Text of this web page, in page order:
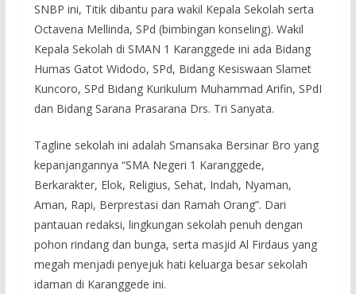
SNBP ini, Titik dibantu para wakil Kepala Sekolah serta
Octavena Mellinda, SPd (bimbingan konseling). Wakil
Kepala Sekolah di SMAN 1 Karanggede ini ada Bidang
Humas Gatot Widodo, SPd, Bidang Kesiswaan Slamet
Kuncoro, SPd Bidang Kurikulum Muhammad Arifin, SPdI
dan Bidang Sarana Prasarana Drs. Tri Sanyata.
Tagline sekolah ini adalah Smansaka Bersinar Bro yang
kepanjangannya “SMA Negeri 1 Karanggede,
Berkarakter, Elok, Religius, Sehat, Indah, Nyaman,
Aman, Rapi, Berprestasi dan Ramah Orang”. Dari
pantauan redaksi, lingkungan sekolah penuh dengan
pohon rindang dan bunga, serta masjid Al Firdaus yang
megah menjadi penyejuk hati keluarga besar sekolah
idaman di Karanggede ini.